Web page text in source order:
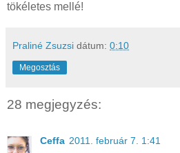
tökéletes mellé!
Praliné Zsuzsi dátum: 0:10
Megosztás
28 megjegyzés:
Ceffa 2011. február 7. 1:41